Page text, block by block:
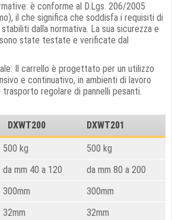
è conforme al D.Lgs. 206/2005
il che significa che soddisfa i requisiti di
dalla normativa. La sua sicurezza e
state testate e verificate dal
Il carrello è progettato per un utilizzo
e continuativo, in ambienti di lavoro
regolare di pannelli pesanti.
DXWT200 DXWT201
500 kg
500 kg
da mm 40 a 120
da mm 80 a 200
300mm
300mm
32mm
32mm